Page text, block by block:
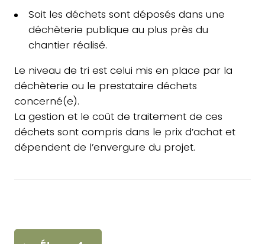
Soit les déchets sont déposés dans une
déchèterie publique au plus près du
chantier réalisé.
Le niveau de tri est celui mis en place par la
déchèterie ou le prestataire déchets
concerné(e).
La gestion et le coût de traitement de ces
déchets sont compris dans le prix d’achat et
dépendent de l’envergure du projet.